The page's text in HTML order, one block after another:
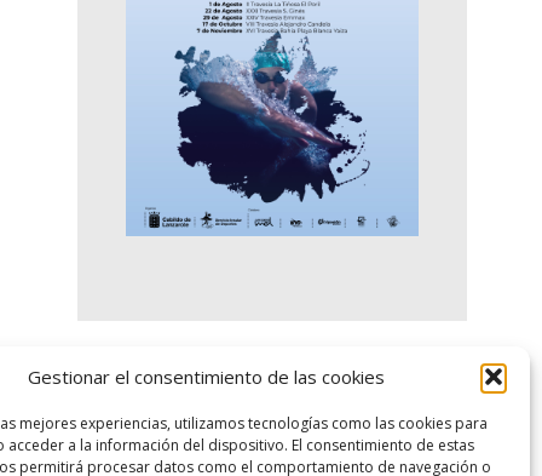
Gestionar el consentimiento de las cookies
mejores experiencias, utilizamos tecnologías como las cookies para
acceder a la información del dispositivo. El consentimiento de estas
permitirá procesar datos como el comportamiento de navegación o
logo SID